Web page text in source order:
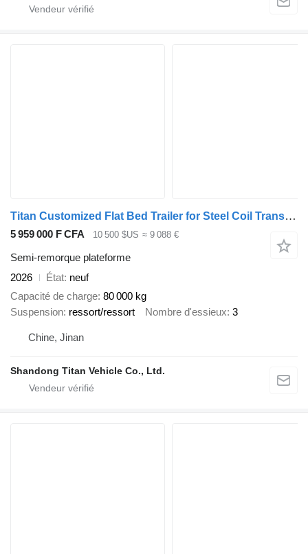
Titan Customized Flat Bed Trailer for Steel Coil Transportation
5 959 000 F CFA 10 500 $US ≈ 9 088 €
Semi-remorque plateforme
2026
État neuf
Capacité de charge 80 000 kg
Suspension ressort/ressort Nombre d'essieux 3
Chine, Jinan
Shandong Titan Vehicle Co., Ltd.